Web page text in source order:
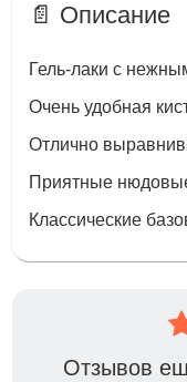
📄 Описание
Гель-лаки с
Очень удобная
Отлично
Приятные
Классические
Отзывов